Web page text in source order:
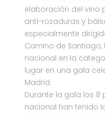
elaboración del vino
anti-rozaduras y
especialmente
Camino de
nacional en la
lugar en una gala
Madrid.
Durante la gala los 8
nacional han tenido